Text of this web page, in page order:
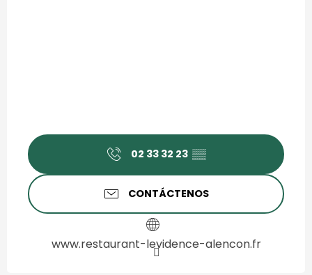
02 33 32 23 ▒▒
CONTÁCTENOS
www.restaurant-levidence-alencon.fr